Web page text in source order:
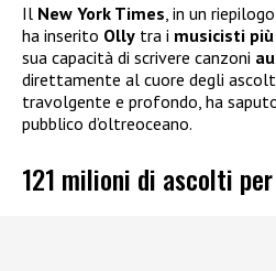
Il New York Times , in un
ha inserito Olly tra i musicisti
sua capacità di scrivere canzoni
direttamente al cuore degli
travolgente e profondo, ha
pubblico d’oltreoceano.
121 milioni di ascolti